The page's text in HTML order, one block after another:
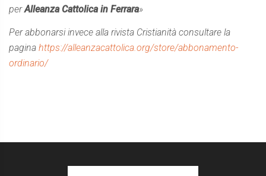
perAlleanza Cattolica in Ferrara»
Per abbonarsi invece alla rivista Cristianità consultare la
pagina https://alleanzacattolica.org/store/abbonamento-
ordinario/